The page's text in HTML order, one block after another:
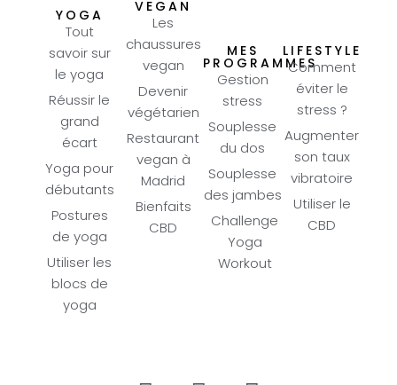
YOGA
Tout
savoir sur
le yoga
Réussir le
grand
écart
Yoga pour
débutants
Postures
de yoga
Utiliser les
blocs de
yoga
VEGAN
Les
chaussures
vegan
Devenir
végétarien
Restaurant
vegan à
Madrid
Bienfaits
CBD
MES
PROGRAMMES
Gestion
stress
Souplesse
du dos
Souplesse
des jambes
Challenge
Yoga
Workout
LIFESTYLE
Comment
éviter le
stress ?
Augmenter
son taux
vibratoire
Utiliser le
CBD